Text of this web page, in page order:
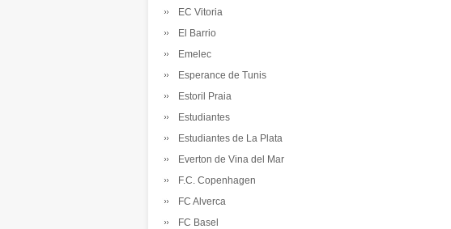
EC Vitoria
El Barrio
Emelec
Esperance de Tunis
Estoril Praia
Estudiantes
Estudiantes de La Plata
Everton de Vina del Mar
F.C. Copenhagen
FC Alverca
FC Basel